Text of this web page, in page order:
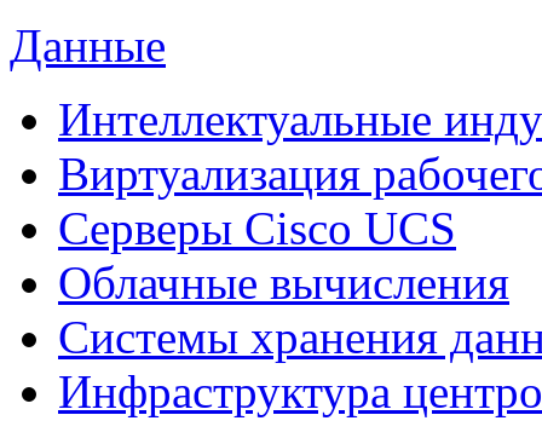
Данные
Интеллектуальные
Виртуализация
Cерверы Cisco UCS
Облачные вычисления
Системы хранения
Инфраструктура